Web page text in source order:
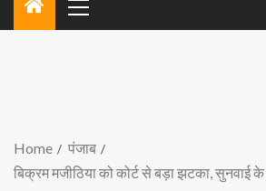
Home
पंजाब
बिक्रम मजीठिया को कोर्ट से बड़ा झटका, सुनवाई